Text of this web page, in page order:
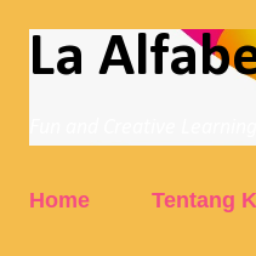
Skip to
La
Home Tentang